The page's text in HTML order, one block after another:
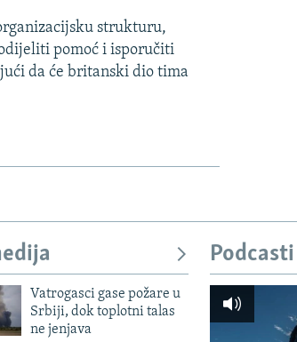
strukturu,
pomoć i isporučiti
da će britanski dio tima
Vatrogasci gase požare u
Srbiji, dok toplotni talas
ne jenjava
Podcasti